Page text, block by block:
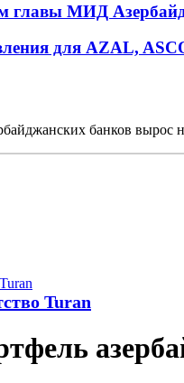
главы МИД
для AZAL,
банков вырос
Turan